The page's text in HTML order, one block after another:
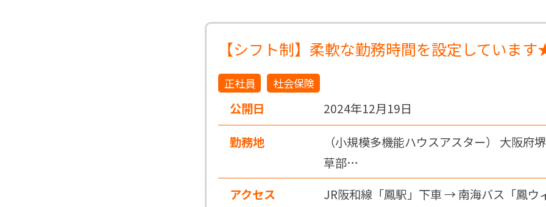
【シフト制】柔軟な勤務時間を設定していま
正社員 社会保険
公開日
2024年12月19日
勤務地
（小規模多機能ハウスアスター） 大阪府
草部…
アクセス
JR阪和線「鳳駅」下車 → 南海バス「鳳ウ